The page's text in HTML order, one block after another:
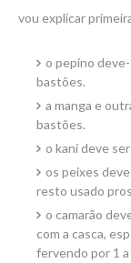
vou explicar
o pepino
bastões.
a manga e
bastões.
o kani deve
os peixes
resto usado
o camarão
com a casca,
fervendo por 1